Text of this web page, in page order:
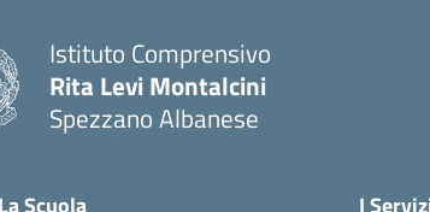
Istituto Comprensivo
Rita Levi Montalcini
Spezzano Albanese
La Scuola I